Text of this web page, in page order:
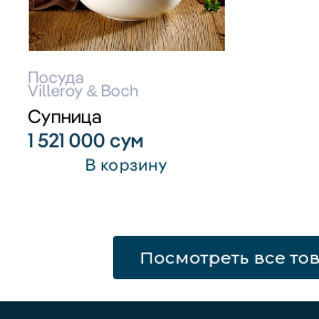
Посуда
Villeroy & Boch
Супница
1 521 000сум
В корзину
Посмотреть все